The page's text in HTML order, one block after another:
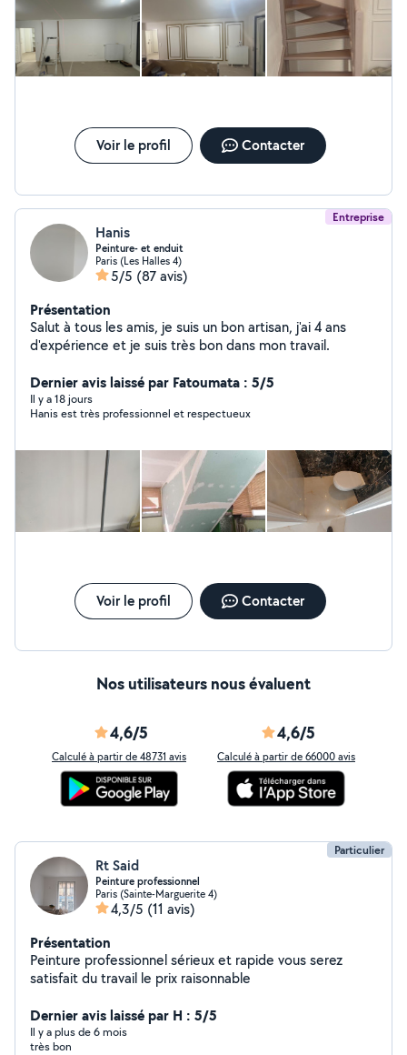
Voir le profil Contacter
Entreprise
Hanis
Peinture- et enduit
Paris (Les Halles 4)
5/5 (87 avis)
Présentation
Salut à tous les amis, je suis un bon artisan, j'ai 4 ans
d'expérience et je suis très bon dans mon travail.
Dernier avis laissé par Fatoumata : 5/5
Il y a 18 jours
Hanis est très professionnel et respectueux
Voir le profil Contacter
Nos utilisateurs nous évaluent
4,6/5
Calculé à partir de 48731 avis
4,6/5
Calculé à partir de 66000 avis
Particulier
Rt Said
Peinture professionnel
Paris (Sainte-Marguerite 4)
4,3/5 (11 avis)
Présentation
Peinture professionnel sérieux et rapide vous serez
satisfait du travail le prix raisonnable
Dernier avis laissé par H : 5/5
Il y a plus de 6 mois
très bon